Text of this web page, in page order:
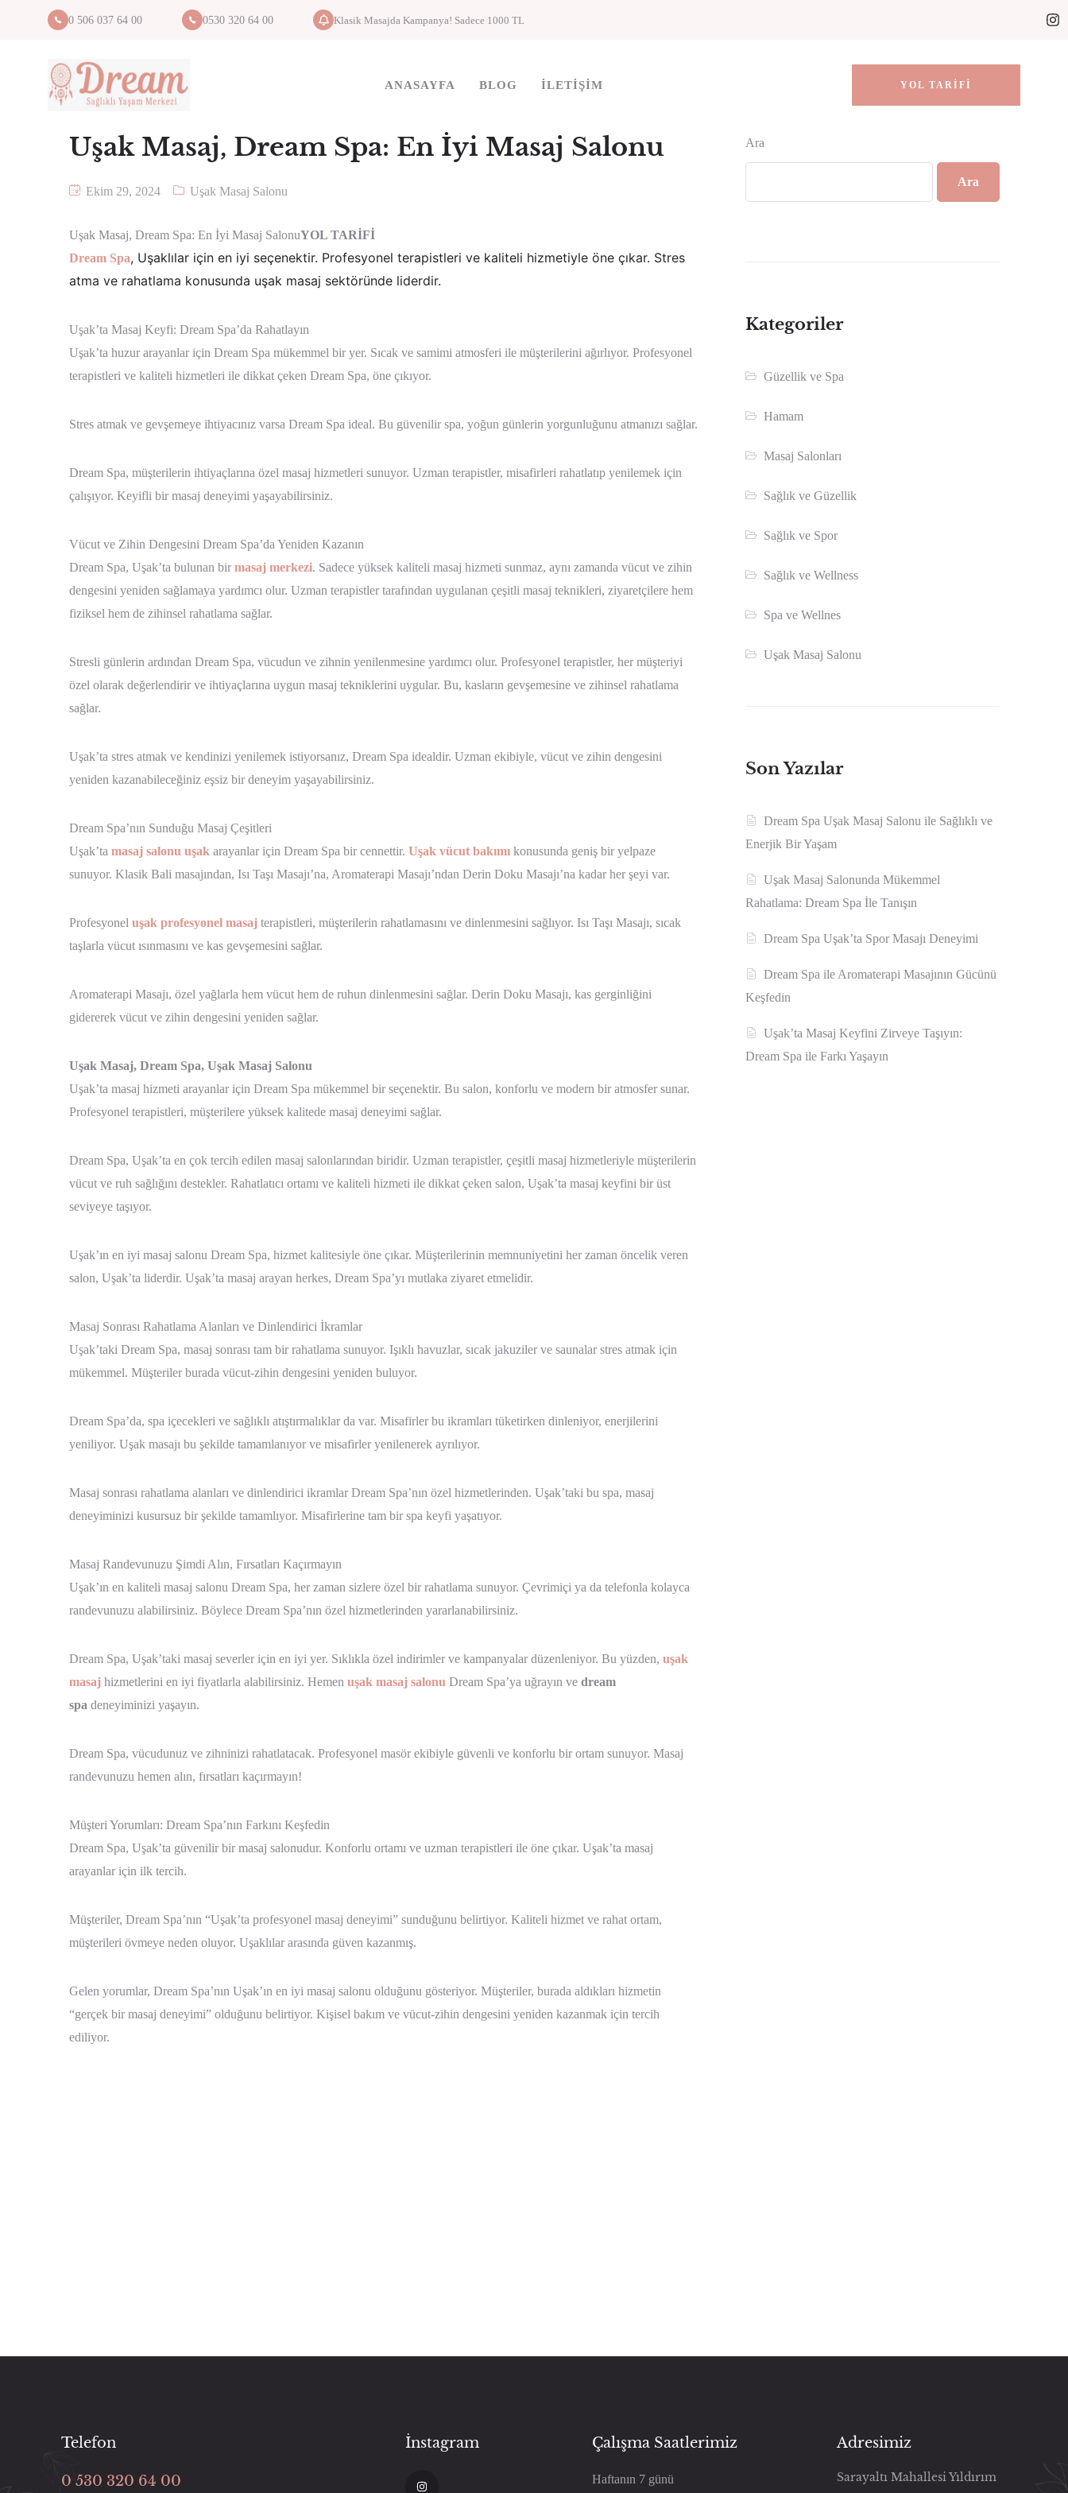
0 506 037 64 00 0530 320 64 00 Klasik Masajda Kampanya! Sadece 1000 TL
ANASAYFA BLOG İLETIŞIM YOL TARIFI
Uşak Masaj, Dream Spa: En İyi Masaj Salonu
Ekim 29, 2024 Uşak Masaj Salonu
Uşak Masaj, Dream Spa: En İyi Masaj SalonuYOL TARİFİ
Dream Spa, Uşaklılar için en iyi seçenektir. Profesyonel terapistleri ve kaliteli hizmetiyle öne çıkar. Stres
atma ve rahatlama konusunda uşak masaj sektöründe liderdir.
Uşak’ta Masaj Keyfi: Dream Spa’da Rahatlayın
Uşak’ta huzur arayanlar için Dream Spa mükemmel bir yer. Sıcak ve samimi atmosferi ile müşterilerini ağırlıyor. Profesyonel
terapistleri ve kaliteli hizmetleri ile dikkat çeken Dream Spa, öne çıkıyor.
Stres atmak ve gevşemeye ihtiyacınız varsa Dream Spa ideal. Bu güvenilir spa, yoğun günlerin yorgunluğunu atmanızı sağlar.
Dream Spa, müşterilerin ihtiyaçlarına özel masaj hizmetleri sunuyor. Uzman terapistler, misafirleri rahatlatıp yenilemek için
çalışıyor. Keyifli bir masaj deneyimi yaşayabilirsiniz.
Vücut ve Zihin Dengesini Dream Spa’da Yeniden Kazanın
Dream Spa, Uşak’ta bulunan bir masaj merkezi. Sadece yüksek kaliteli masaj hizmeti sunmaz, aynı zamanda vücut ve zihin
dengesini yeniden sağlamaya yardımcı olur. Uzman terapistler tarafından uygulanan çeşitli masaj teknikleri, ziyaretçilere hem
fiziksel hem de zihinsel rahatlama sağlar.
Stresli günlerin ardından Dream Spa, vücudun ve zihnin yenilenmesine yardımcı olur. Profesyonel terapistler, her müşteriyi
özel olarak değerlendirir ve ihtiyaçlarına uygun masaj tekniklerini uygular. Bu, kasların gevşemesine ve zihinsel rahatlama
sağlar.
Uşak’ta stres atmak ve kendinizi yenilemek istiyorsanız, Dream Spa idealdir. Uzman ekibiyle, vücut ve zihin dengesini
yeniden kazanabileceğiniz eşsiz bir deneyim yaşayabilirsiniz.
Dream Spa’nın Sunduğu Masaj Çeşitleri
Uşak’ta masaj salonu uşak arayanlar için Dream Spa bir cennettir. Uşak vücut bakımıkonusunda geniş bir yelpaze
sunuyor. Klasik Bali masajından, Isı Taşı Masajı’na, Aromaterapi Masajı’ndan Derin Doku Masajı’na kadar her şeyi var.
Profesyonel uşak profesyonel masajterapistleri, müşterilerin rahatlamasını ve dinlenmesini sağlıyor. Isı Taşı Masajı, sıcak
taşlarla vücut ısınmasını ve kas gevşemesini sağlar.
Aromaterapi Masajı, özel yağlarla hem vücut hem de ruhun dinlenmesini sağlar. Derin Doku Masajı, kas gerginliğini
gidererek vücut ve zihin dengesini yeniden sağlar.
Uşak Masaj, Dream Spa, Uşak Masaj Salonu
Uşak’ta masaj hizmeti arayanlar için Dream Spa mükemmel bir seçenektir. Bu salon, konforlu ve modern bir atmosfer sunar.
Profesyonel terapistleri, müşterilere yüksek kalitede masaj deneyimi sağlar.
Dream Spa, Uşak’ta en çok tercih edilen masaj salonlarından biridir. Uzman terapistler, çeşitli masaj hizmetleriyle müşterilerin
vücut ve ruh sağlığını destekler. Rahatlatıcı ortamı ve kaliteli hizmeti ile dikkat çeken salon, Uşak’ta masaj keyfini bir üst
seviyeye taşıyor.
Uşak’ın en iyi masaj salonu Dream Spa, hizmet kalitesiyle öne çıkar. Müşterilerinin memnuniyetini her zaman öncelik veren
salon, Uşak’ta liderdir. Uşak’ta masaj arayan herkes, Dream Spa’yı mutlaka ziyaret etmelidir.
Masaj Sonrası Rahatlama Alanları ve Dinlendirici İkramlar
Uşak’taki Dream Spa, masaj sonrası tam bir rahatlama sunuyor. Işıklı havuzlar, sıcak jakuziler ve saunalar stres atmak için
mükemmel. Müşteriler burada vücut-zihin dengesini yeniden buluyor.
Dream Spa’da, spa içecekleri ve sağlıklı atıştırmalıklar da var. Misafirler bu ikramları tüketirken dinleniyor, enerjilerini
yeniliyor. Uşak masajı bu şekilde tamamlanıyor ve misafirler yenilenerek ayrılıyor.
Masaj sonrası rahatlama alanları ve dinlendirici ikramlar Dream Spa’nın özel hizmetlerinden. Uşak’taki bu spa, masaj
deneyiminizi kusursuz bir şekilde tamamlıyor. Misafirlerine tam bir spa keyfi yaşatıyor.
Masaj Randevunuzu Şimdi Alın, Fırsatları Kaçırmayın
Uşak’ın en kaliteli masaj salonu Dream Spa, her zaman sizlere özel bir rahatlama sunuyor. Çevrimiçi ya da telefonla kolayca
randevunuzu alabilirsiniz. Böylece Dream Spa’nın özel hizmetlerinden yararlanabilirsiniz.
Dream Spa, Uşak’taki masaj severler için en iyi yer. Sıklıkla özel indirimler ve kampanyalar düzenleniyor. Bu yüzden, uşak
masajhizmetlerini en iyi fiyatlarla alabilirsiniz. Hemen uşak masaj salonu Dream Spa’ya uğrayın ve dream
spa deneyiminizi yaşayın.
Dream Spa, vücudunuz ve zihninizi rahatlatacak. Profesyonel masör ekibiyle güvenli ve konforlu bir ortam sunuyor. Masaj
randevunuzu hemen alın, fırsatları kaçırmayın!
Müşteri Yorumları: Dream Spa’nın Farkını Keşfedin
Dream Spa, Uşak’ta güvenilir bir masaj salonudur. Konforlu ortamı ve uzman terapistleri ile öne çıkar. Uşak’ta masaj
arayanlar için ilk tercih.
Müşteriler, Dream Spa’nın “Uşak’ta profesyonel masaj deneyimi” sunduğunu belirtiyor. Kaliteli hizmet ve rahat ortam,
müşterileri övmeye neden oluyor. Uşaklılar arasında güven kazanmış.
Gelen yorumlar, Dream Spa’nın Uşak’ın en iyi masaj salonu olduğunu gösteriyor. Müşteriler, burada aldıkları hizmetin
“gerçek bir masaj deneyimi” olduğunu belirtiyor. Kişisel bakım ve vücut-zihin dengesini yeniden kazanmak için tercih
ediliyor.
Ara
Ara
Kategoriler
Güzellik ve Spa
Hamam
Masaj Salonları
Sağlık ve Güzellik
Sağlık ve Spor
Sağlık ve Wellness
Spa ve Wellnes
Uşak Masaj Salonu
Son Yazılar
Dream Spa Uşak Masaj Salonu ile Sağlıklı ve
Enerjik Bir Yaşam
Uşak Masaj Salonunda Mükemmel
Rahatlama: Dream Spa İle Tanışın
Dream Spa Uşak’ta Spor Masajı Deneyimi
Dream Spa ile Aromaterapi Masajının Gücünü
Keşfedin
Uşak’ta Masaj Keyfini Zirveye Taşıyın:
Dream Spa ile Farkı Yaşayın
Telefon
0 530 320 64 00
İnstagram Çalışma Saatlerimiz
Haftanın 7 günü
Adresimiz
Sarayaltı Mahallesi Yıldırım